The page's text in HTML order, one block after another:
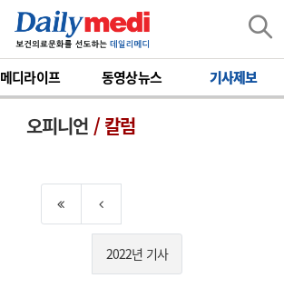
메디라이프 동영상뉴스 기사제보
오피니언 / 칼럼
2022년 기사